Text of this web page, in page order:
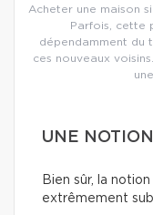
Acheter une maison
Parfois, cette
dépendamment du
ces nouveaux
UNE
Bien sûr, la
extrêmement